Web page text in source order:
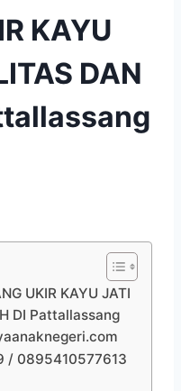
KAYU
DAN
UKIR KAYU JATI
DI Pattallassang
/ 0895410577613